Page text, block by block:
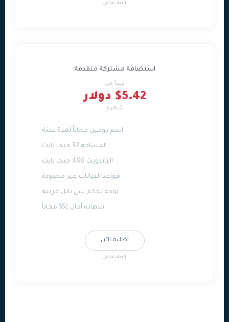
إعداد مجاني
استضافة مشتركة متقدمة
يبدأ من
$5.42 دولار
شهري
اسم دومين مجاناً لمدة سنة
المساحة 32 جيجا بايت
الباندويث 400 جيجا بايت
قواعد البيانات غير محدودة
لوحة تحكم سى بانل عربية
شهادة أمان SSL مجاناً
أطلبه الآن
إعداد مجاني